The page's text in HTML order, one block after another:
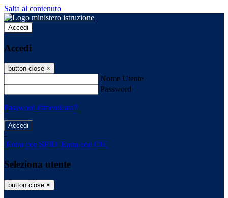
Salta al contenuto
Accedi
Accedi
button close ×
Nome Utente
Password
Password dimenticata?
-
Entra con SPID Entra con CIE
Seleziona utente
button close ×